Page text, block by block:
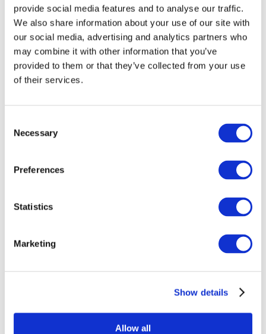
provide social media features and to analyse our traffic.
We also share information about your use of our site with
our social media, advertising and analytics partners who
may combine it with other information that you’ve
provided to them or that they’ve collected from your use
of their services.
Selection
Necessary
Preferences
Statistics
Marketing
Show details
Allow all
Заходи
Наша спецпропозиція
Без піджанру